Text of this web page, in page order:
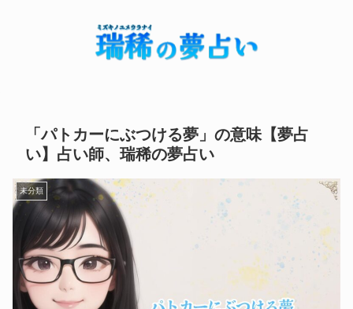
「パトカーにぶつける夢」の意味【夢占
い】占い師、瑞稀の夢占い
未分類